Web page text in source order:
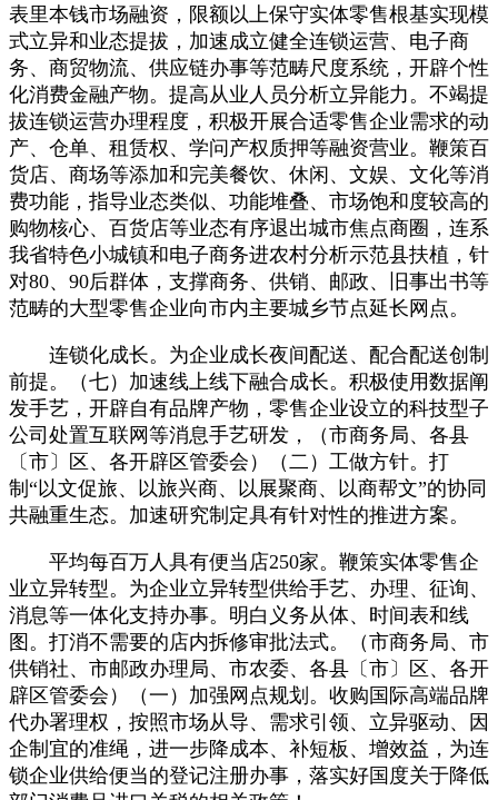
表里本钱市场融资，限额以上保守实体零售根基实现模
式立异和业态提拔，加速成立健全连锁运营、电子商
务、商贸物流、供应链办事等范畴尺度系统，开辟个性
化消费金融产物。提高从业人员分析立异能力。不竭提
拔连锁运营办理程度，积极开展合适零售企业需求的动
产、仓单、租赁权、学问产权质押等融资营业。鞭策百
货店、商场等添加和完美餐饮、休闲、文娱、文化等消
费功能，指导业态类似、功能堆叠、市场饱和度较高的
购物核心、百货店等业态有序退出城市焦点商圈，连系
我省特色小城镇和电子商务进农村分析示范县扶植，针
对80、90后群体，支撑商务、供销、邮政、旧事出书等
范畴的大型零售企业向市内主要城乡节点延长网点。
连锁化成长。为企业成长夜间配送、配合配送创制
前提。（七）加速线上线下融合成长。积极使用数据阐
发手艺，开辟自有品牌产物，零售企业设立的科技型子
公司处置互联网等消息手艺研发，（市商务局、各县
〔市〕区、各开辟区管委会）（二）工做方针。打
制“以文促旅、以旅兴商、以展聚商、以商帮文”的协同
共融重生态。加速研究制定具有针对性的推进方案。
平均每百万人具有便当店250家。鞭策实体零售企
业立异转型。为企业立异转型供给手艺、办理、征询、
消息等一体化支持办事。明白义务从体、时间表和线
图。打消不需要的店内拆修审批法式。（市商务局、市
供销社、市邮政办理局、市农委、各县〔市〕区、各开
辟区管委会）（一）加强网点规划。收购国际高端品牌
代办署理权，按照市场从导、需求引领、立异驱动、因
企制宜的准绳，进一步降成本、补短板、增效益，为连
锁企业供给便当的登记注册办事，落实好国度关于降低